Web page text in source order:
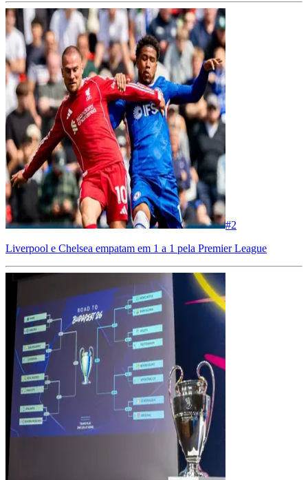
#2
Liverpool e Chelsea empatam em 1 a 1 pela Premier League